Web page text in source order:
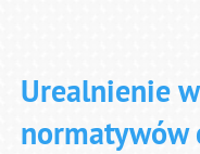
Urealnienie